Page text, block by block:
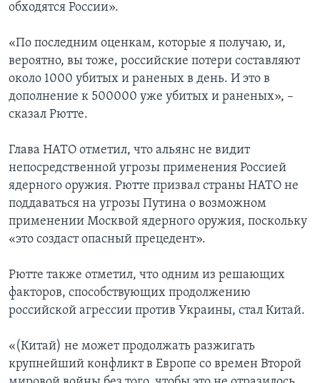
обходятся России».
«По последним оценкам, которые я получаю, и,
вероятно, вы тоже, российские потери составляют
около 1000 убитых и раненых в день. И это в
дополнение к 500000 уже убитых и раненых», –
сказал Рютте.
Глава НАТО отметил, что альянс не видит
непосредственной угрозы применения Россией
ядерного оружия. Рютте призвал страны НАТО не
поддаваться на угрозы Путина о возможном
применении Москвой ядерного оружия, поскольку
«это создаст опасный прецедент».
Рютте также отметил, что одним из решающих
факторов, способствующих продолжению
российской агрессии против Украины, стал Китай.
«(Китай) не может продолжать разжигать
крупнейший конфликт в Европе со времен Второй